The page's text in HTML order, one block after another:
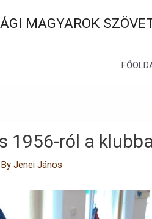
MAGYAROK
1956-ról a
Jenei János